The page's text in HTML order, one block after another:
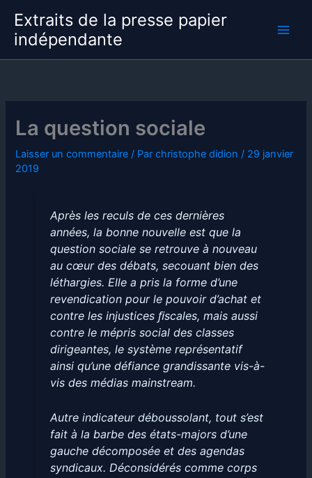
contenu
Extraits de la presse papier
indépendante
La question sociale
Laisser un commentaire / Parchristophe didion / 29 janvier
2019
Après les reculs de ces dernières
années, la bonne nouvelle est que la
question sociale se retrouve à nouveau
au cœur des débats, secouant bien des
léthargies. Elle a pris la forme d’une
revendication pour le pouvoir d’achat et
contre les injustices ﬁscales, mais aussi
contre le mépris social des classes
dirigeantes, le système représentatif
ainsi qu’une défiance grandissante vis-à-
vis des médias mainstream.
Autre indicateur déboussolant, tout s’est
fait à la barbe des états-majors d’une
gauche décomposée et des agendas
syndicaux. Déconsidérés comme corps